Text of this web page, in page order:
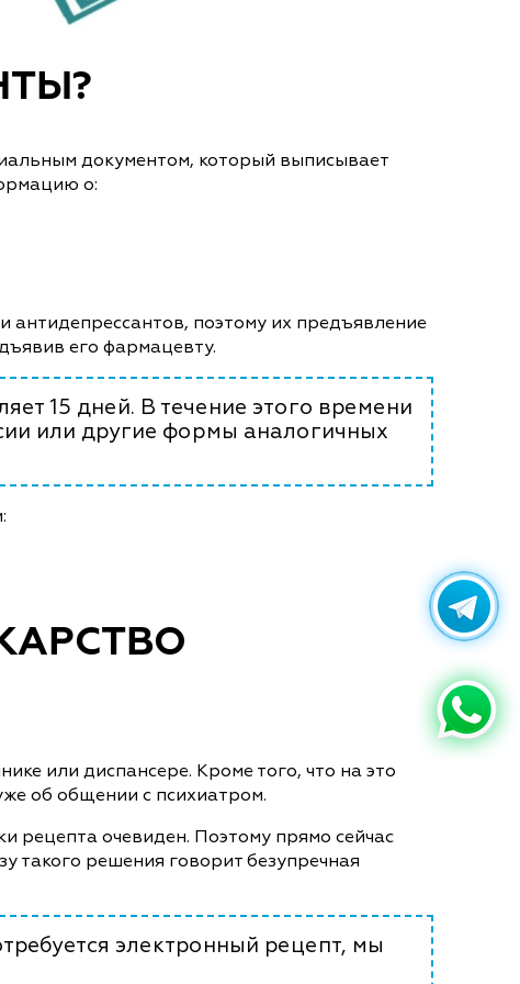
документом, который выписывает
о:
антидепрессантов, поэтому их предъявление
его фармацевту.
15 дней. В течение этого времени
или другие формы аналогичных
или диспансере. Кроме того, что на это
об общении с психиатром.
рецепта очевиден. Поэтому прямо сейчас
такого решения говорит безупречная
электронный рецепт, мы